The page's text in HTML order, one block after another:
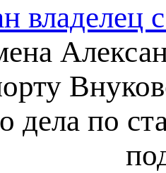
владелец
дела по